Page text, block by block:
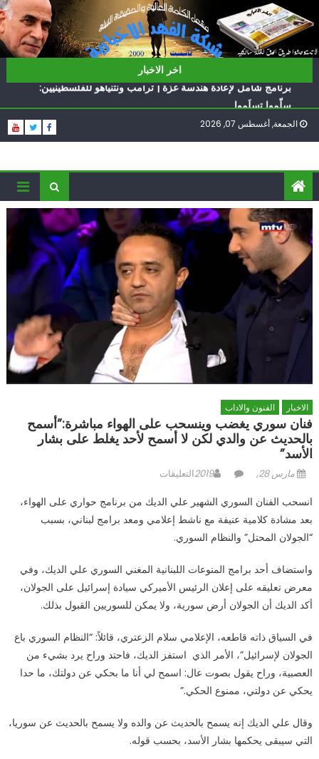
to
content
اخر الاخبار
ناشطة أمريكية يهودية تدعو الدول العربية لوقف التطبيع
أيّ تحدّيات يواجهها حزب الله؟
برنامج شامل لإعادة هندسة غزّة | ترامب ونتنياهو للفلسطينيين:
سلّموا تسلَموا
الغرب يدفن اتفاقاً وُلد ميتاً | إيران تحت العقوبات: جاهزون
للمواجهة
أيّ تحدّيات يواجهها حزب الله؟
الجمعة, أغسطس 07, 2026
الاخبار الفنون والاداب
فنان سوري يغضب وينسحب على الهواء مباشرة:”أسمح
بالحديث عن والدي لكن لا أسمح لأحد يغلط على بشار
الأسد”
Posted
مارس 28, 2019 Author التعليقاتعلى
سوري
يغضب
الهواء
مباشرة:”أسمح
بالحديث
والدي
لكن
يغلط
بشار
انسحب الفنان السوري الشهير علي الديك من برنامج حواري على الهواء،
بعد مشادة كلامية عنيفة مع ناشط إعلامي ومعد برامج لبناني، بسبب
“الجولان المحتل” والنظام السوري.
واستضاف أحد برامج المنوعات اللبنانية المغني السوري علي الديك، وفي
معرض تعليقه على إعلان الرئيس الأميركي سيادة إسرائيل على الجولان،
أكد الديك أن الجولان أرض سورية، ولا يمكن للسوريين القبول بذلك.
في السياق ذاته قاطعه، الإعلامي سلام الزعتري، قائلاً: “النظام السوري باع
الجولان لإسرائيل”، الأمر الذي استفز الديك، فاحتد وراح يرد بشيء من
العصبية، وراح يقول بصوت عال: اسمح لي أنا ما بحكي عن دولتك، ما حدا
يحكي عن دولتي، ممنوع الحكي.”
وقال علي الديك إنه يسمح بالحديث عن والده ولا يسمح بالحديث عن سوريا،
التي سيبقى يحكمها بشار الأسد، بحسب قوله.